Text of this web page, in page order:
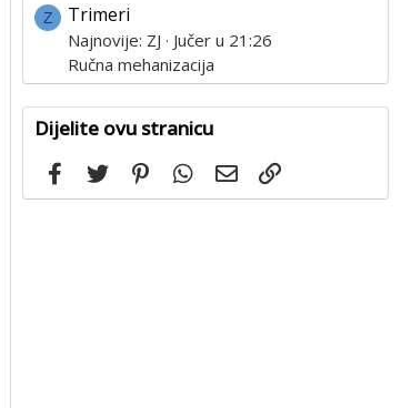
Z Trimeri
Najnovije: ZJ
Jučer u 21:26
Ručna mehanizacija
Dijelite ovu stranicu
Facebook
Twitter PinterestWhatsApp
Email